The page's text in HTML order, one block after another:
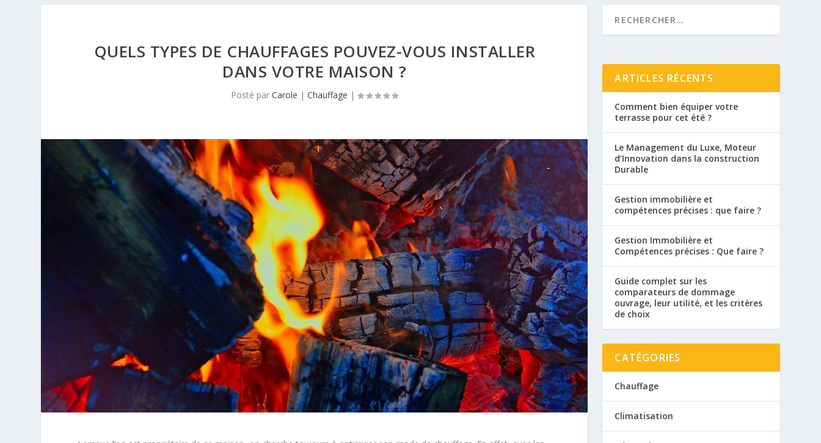
QUELS TYPES DE CHAUFFAGES POUVEZ-VOUS INSTALLER
DANS VOTRE MAISON ?
Posté parCarole |Chauffage |
ARTICLES RÉCENTS
Comment bien équiper votre
terrasse pour cet été ?
Le Management du Luxe, Moteur
d’Innovation dans la construction
Durable
Gestion immobilière et
compétences précises : que faire ?
Gestion Immobilière et
Compétences précises : Que faire ?
Guide complet sur les
comparateurs de dommage
ouvrage, leur utilité, et les critères
de choix
CATÉGORIES
Chauffage
Climatisation